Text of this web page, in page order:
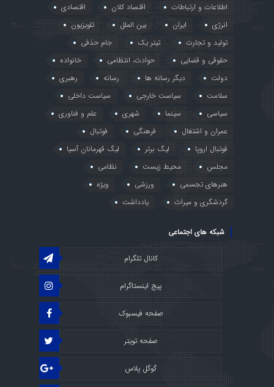
اطلاعات و ارتباطات
اقتصاد کلان
اقتصادی
انرژی
ایران بین الملل
تلویزیون
تولید و تجارت
تیتر یک
جام حذفی
حقوقی و قضایی
حوادث، انتظامی
خانواده
دولت
دیگر رسانه ها رسانه
رهبری
سلامت
سیاست خارجی
سیاست داخلی
سیاسی
سینما شهری
علم و فناوری
عمران و اشتغال
فرهنگی
فوتبال
فوتبال اروپا
لیگ برتر
لیگ قهرمانان آسیا
مجلس
محیط زیست
نظامی
هنرهای تجسمی
ورزشی
ویژه
گردشگری و میراث
یادداشت
شبکه های اجتماعی
کانال تلگرام
پیج اینستاگرام
صفحه فیسبوک
صفحه تویتر
گوگل پلاس